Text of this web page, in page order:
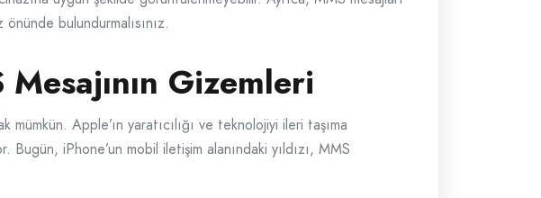
bulundurmalısınız.
Gizemleri
Apple’ın yaratıcılığı ve teknolojiyi ileri taşıma
Bugün, iPhone’un mobil iletişim alanındaki yıldızı, MMS